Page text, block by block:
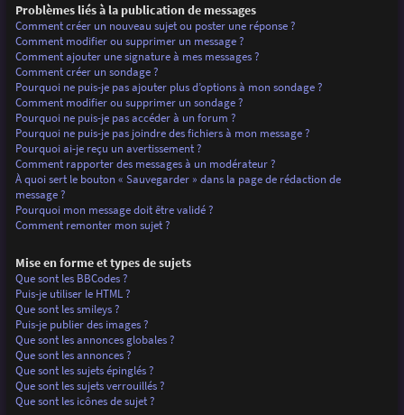
Problèmes liés à la publication de messages
Comment créer un nouveau sujet ou poster une réponse ?
Comment modifier ou supprimer un message ?
Comment ajouter une signature à mes messages ?
Comment créer un sondage ?
Pourquoi ne puis-je pas ajouter plus d’options à mon sondage ?
Comment modifier ou supprimer un sondage ?
Pourquoi ne puis-je pas accéder à un forum ?
Pourquoi ne puis-je pas joindre des fichiers à mon message ?
Pourquoi ai-je reçu un avertissement ?
Comment rapporter des messages à un modérateur ?
À quoi sert le bouton « Sauvegarder » dans la page de rédaction de
message ?
Pourquoi mon message doit être validé ?
Comment remonter mon sujet ?
Mise en forme et types de sujets
Que sont les BBCodes ?
Puis-je utiliser le HTML ?
Que sont les smileys ?
Puis-je publier des images ?
Que sont les annonces globales ?
Que sont les annonces ?
Que sont les sujets épinglés ?
Que sont les sujets verrouillés ?
Que sont les icônes de sujet ?